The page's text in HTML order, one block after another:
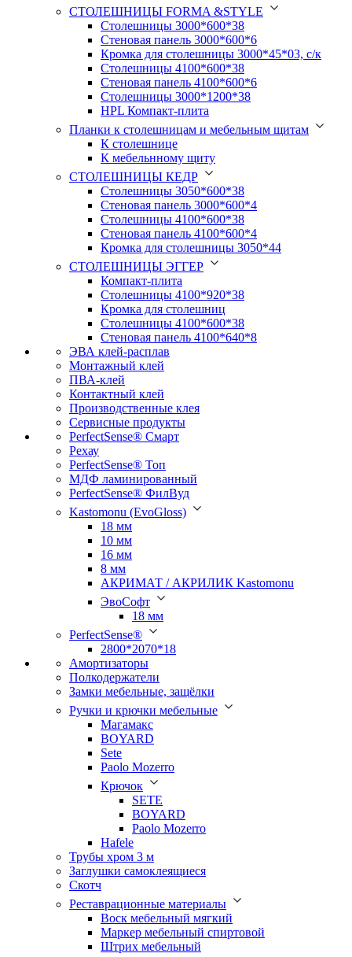
СТОЛЕШНИЦЫ FORMA &STYLE
Столешницы 3000*600*38
Стеновая панель 3000*600*6
Кромка для столешницы 3000*45*03, с/к
Столешницы 4100*600*38
Стеновая панель 4100*600*6
Столешницы 3000*1200*38
HPL Компакт-плита
Планки к столешницам и мебельным щитам
К столешнице
К мебельнному щиту
СТОЛЕШНИЦЫ КЕДР
Столешницы 3050*600*38
Стеновая панель 3000*600*4
Столешницы 4100*600*38
Стеновая панель 4100*600*4
Кромка для столешницы 3050*44
СТОЛЕШНИЦЫ ЭГГЕР
Компакт-плита
Столешницы 4100*920*38
Кромка для столешниц
Столешницы 4100*600*38
Стеновая панель 4100*640*8
ЭВА клей-расплав
Монтажный клей
ПВА-клей
Контактный клей
Производственные клея
Сервисные продукты
PerfectSense® Смарт
Рехау
PerfectSense® Топ
МДФ ламинированный
PerfectSense® ФилВуд
Kastomonu (EvoGloss)
18 мм
10 мм
16 мм
8 мм
АКРИМАТ / АКРИЛИК Kastomonu
ЭвоСофт
18 мм
PerfectSense®
2800*2070*18
Амортизаторы
Полкодержатели
Замки мебельные, защёлки
Ручки и крючки мебельные
Магамакс
BOYARD
Sete
Paolo Mozerro
Крючок
SETE
BOYARD
Paolo Mozerro
Hafele
Трубы хром 3 м
Заглушки самоклеящиеся
Скотч
Реставрационные материалы
Воск мебельный мягкий
Маркер мебельный спиртовой
Штрих мебельный